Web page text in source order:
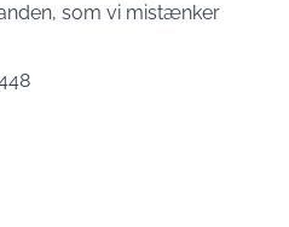
som vi mistænker